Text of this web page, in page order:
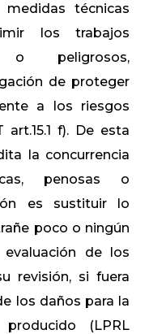
técnicas
los trabajos
o peligrosos,
de proteger
a los riesgos
art.15.1 f). De esta
la concurrencia
penosas o
es sustituir lo
poco o ningún
de los
revisión, si fuera
los daños para la
(LPRL